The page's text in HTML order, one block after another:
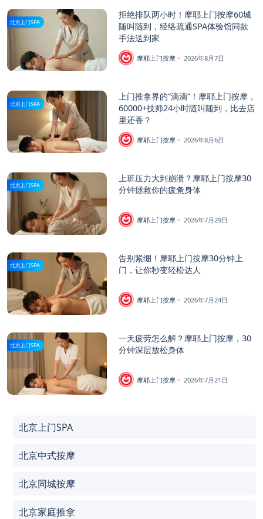
北京上门SPA
拒绝排队两小时！摩耶上门按摩60城
随叫随到，经络疏通SPA体验馆同款
手法送到家
摩耶上门按摩 2026年8月7日
北京上门SPA
上门推拿界的“滴滴”！摩耶上门按摩，
60000+技师24小时随叫随到，比去店
里还香？
摩耶上门按摩 2026年8月6日
北京上门SPA
上班压力大到崩溃？摩耶上门按摩30
分钟拯救你的疲惫身体
摩耶上门按摩 2026年7月29日
北京上门SPA
告别紧绷！摩耶上门按摩30分钟上
门，让你秒变轻松达人
摩耶上门按摩 2026年7月24日
北京上门SPA
一天疲劳怎么解？摩耶上门按摩，30
分钟深层放松身体
摩耶上门按摩 2026年7月21日
北京上门SPA
北京中式按摩
北京同城按摩
北京家庭推拿